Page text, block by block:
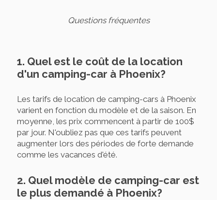
Questions fréquentes
1. Quel est le coût de la location
d'un camping-car à Phoenix?
Les tarifs de location de camping-cars à Phoenix
varient en fonction du modèle et de la saison. En
moyenne, les prix commencent à partir de 100$
par jour. N'oubliez pas que ces tarifs peuvent
augmenter lors des périodes de forte demande
comme les vacances d'été.
2. Quel modèle de camping-car est
le plus demandé à Phoenix?